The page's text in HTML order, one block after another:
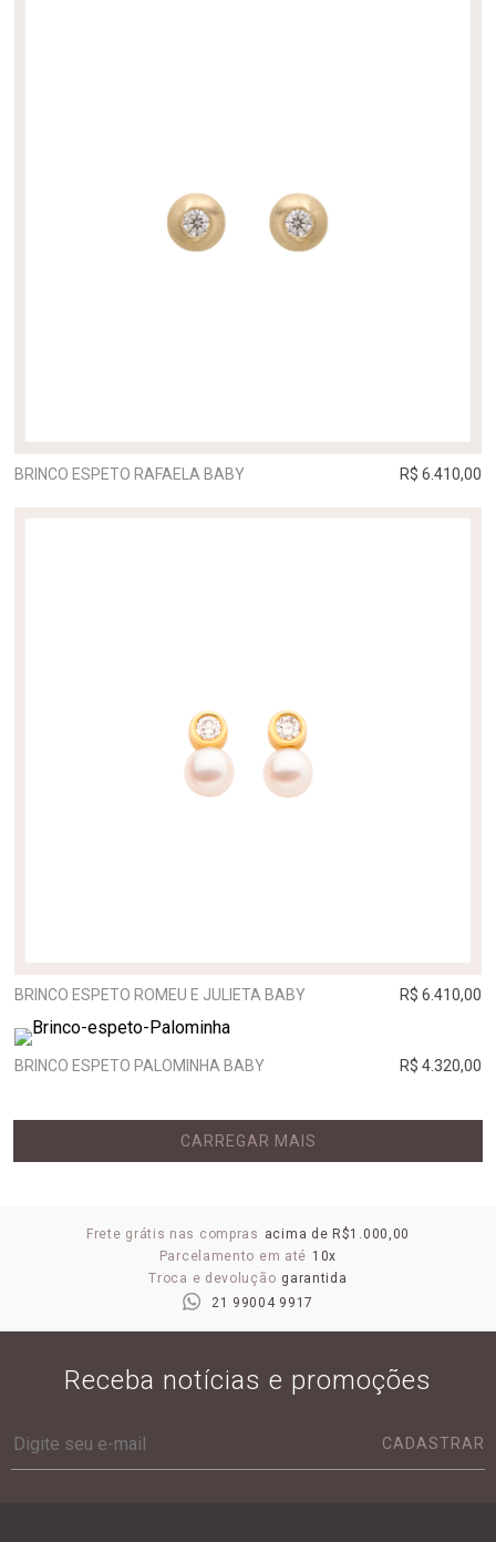
BRINCO ESPETO RAFAELA BABY R$ 6.410,00
BRINCO ESPETO ROMEU E JULIETA BABY R$ 6.410,00
BRINCO ESPETO PALOMINHA BABY R$ 4.320,00
CARREGAR MAIS
Frete grátis nas compras acima de R$1.000,00
Parcelamento em até 10x
Troca e devolução garantida
21 99004 9917
Receba notícias e promoções
CADASTRAR